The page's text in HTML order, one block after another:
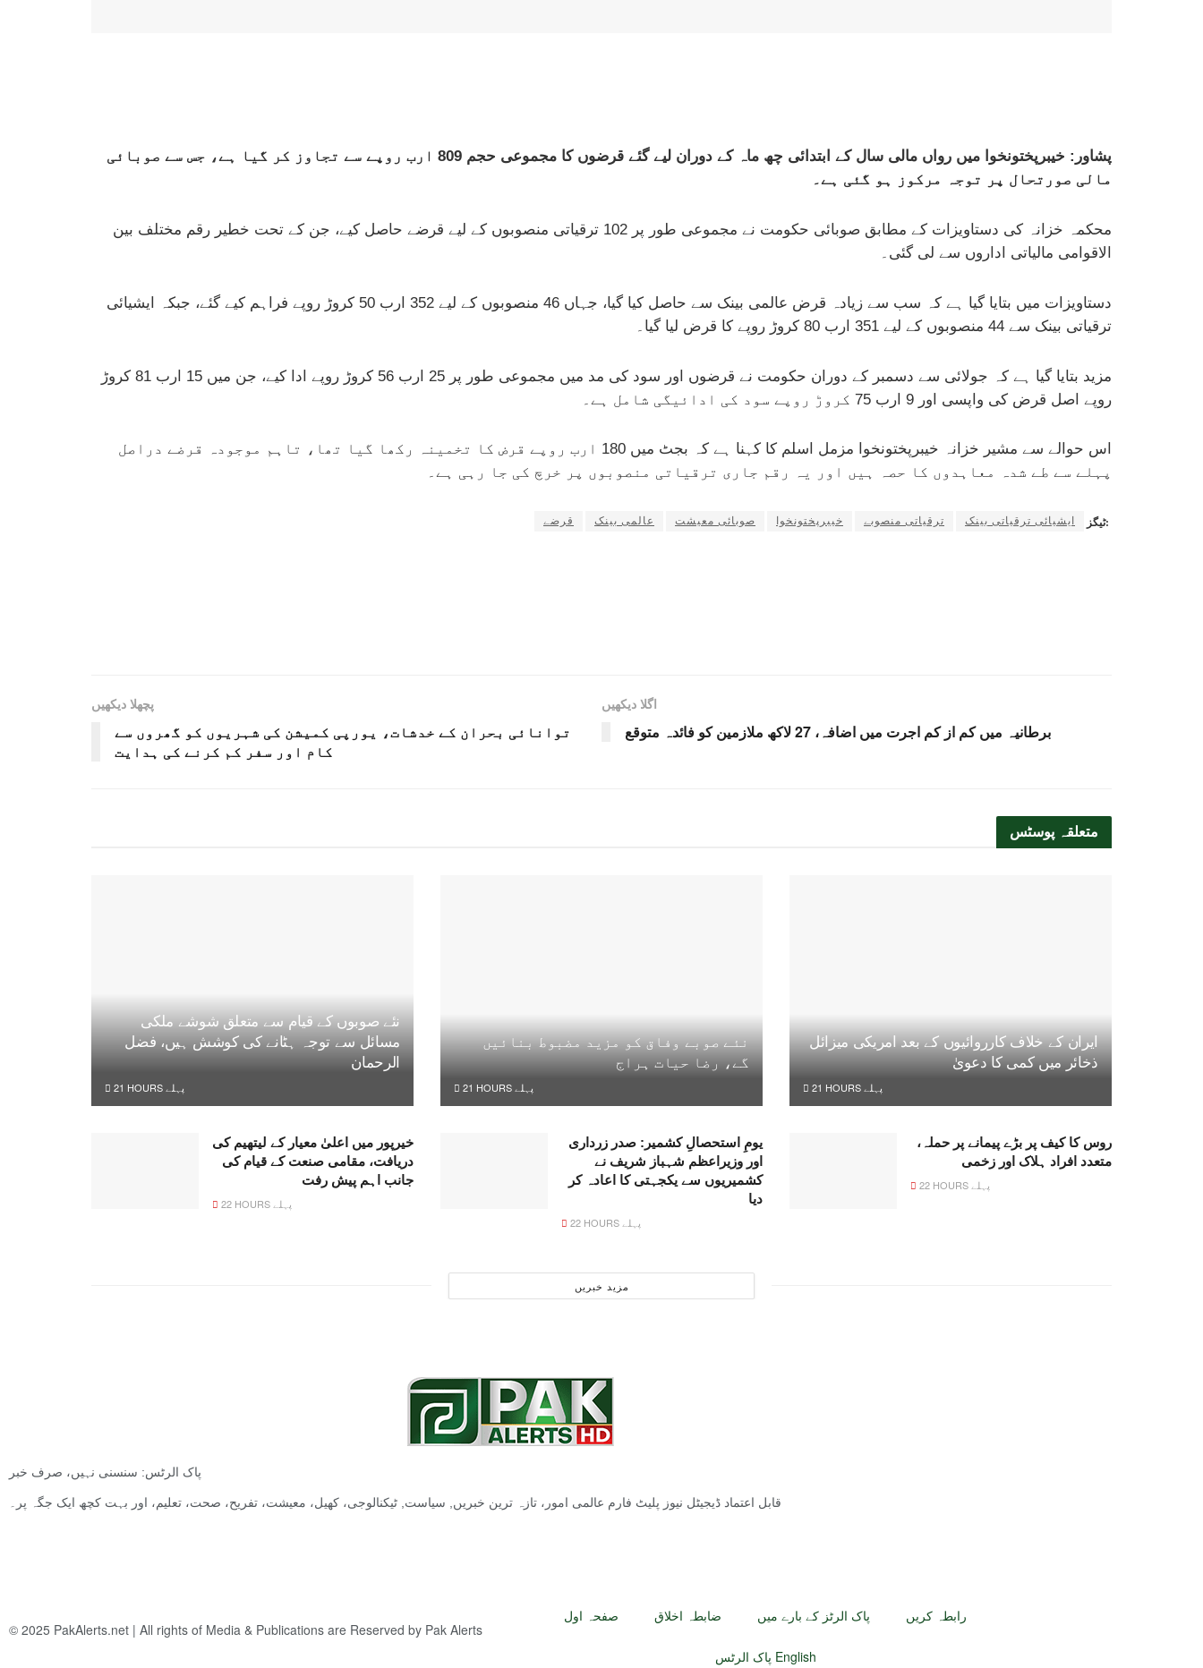
پشاور: خیبرپختونخوا میں رواں مالی سال کے ابتدائی چھ ماہ کے دوران لیے گئے قرضوں کا مجموعی حجم 809 ارب روپے سے تجاوز کر گیا ہے، جس سے صوبائی
مالی صورتحال پر توجہ مرکوز ہو گئی ہے۔
محکمہ خزانہ کی دستاویزات کے مطابق صوبائی حکومت نے مجموعی طور پر 102 ترقیاتی منصوبوں کے لیے قرضے حاصل کیے، جن کے تحت خطیر رقم مختلف بین
الاقوامی مالیاتی اداروں سے لی گئی۔
دستاویزات میں بتایا گیا ہے کہ سب سے زیادہ قرض عالمی بینک سے حاصل کیا گیا، جہاں 46 منصوبوں کے لیے 352 ارب 50 کروڑ روپے فراہم کیے گئے، جبکہ ایشیائی
ترقیاتی بینک سے 44 منصوبوں کے لیے 351 ارب 80 کروڑ روپے کا قرض لیا گیا۔
مزید بتایا گیا ہے کہ جولائی سے دسمبر کے دوران حکومت نے قرضوں اور سود کی مد میں مجموعی طور پر 25 ارب 56 کروڑ روپے ادا کیے، جن میں 15 ارب 81 کروڑ
روپے اصل قرض کی واپسی اور 9 ارب 75 کروڑ روپے سود کی ادائیگی شامل ہے۔
اس حوالے سے مشیر خزانہ خیبرپختونخوا مزمل اسلم کا کہنا ہے کہ بجٹ میں 180 ارب روپے قرض کا تخمینہ رکھا گیا تھا، تاہم موجودہ قرضے دراصل
پہلے سے طے شدہ معاہدوں کا حصہ ہیں اور یہ رقم جاری ترقیاتی منصوبوں پر خرچ کی جا رہی ہے۔
ٹیگز: ایشیائی ترقیاتی بینک ترقیاتی منصوبے خیبرپختونخوا صوبائی معیشت عالمی بینک قرضے
پچھلا دیکھیں
توانائی بحران کے خدشات، یورپی کمیشن کی شہریوں کو گھروں سے
کام اور سفر کم کرنے کی ہدایت
اگلا دیکھیں
برطانیہ میں کم از کم اجرت میں اضافہ، 27 لاکھ ملازمین کو فائدہ متوقع
متعلقہ پوسٹس
ایران کے خلاف کارروائیوں کے بعد امریکی میزائل
ذخائر میں کمی کا دعویٰ
21 HOURS پہلے
نئے صوبے وفاق کو مزید مضبوط بنائیں
گے، رضا حیات ہراج
21 HOURS پہلے
نئے صوبوں کے قیام سے متعلق شوشے ملکی
مسائل سے توجہ ہٹانے کی کوشش ہیں، فضل
الرحمان
21 HOURS پہلے
روس کا کیف پر بڑے پیمانے پر حملہ،
متعدد افراد ہلاک اور زخمی
22 HOURS پہلے
یومِ استحصالِ کشمیر: صدر زرداری
اور وزیراعظم شہباز شریف نے
کشمیریوں سے یکجہتی کا اعادہ کر
دیا
22 HOURS پہلے
خیرپور میں اعلیٰ معیار کے لیتھیم کی
دریافت، مقامی صنعت کے قیام کی
جانب اہم پیش رفت
22 HOURS پہلے
مزید خبریں
پاک الرٹس: سنسنی نہیں، صرف خبر
قابل اعتماد ڈیجیٹل نیوز پلیٹ فارم عالمی امور، تازہ ترین خبریں, سیاست, ٹیکنالوجی، کھیل، معیشت، تفریح، صحت، تعلیم، اور بہت کچھ ایک جگہ پر۔
© 2025 PakAlerts.net | All rights of Media & Publications are Reserved by Pak Alerts
صفحہ اول ضابطہ اخلاق پاک الرٹز کے بارے میں رابطہ کریں
پاک الرٹس English